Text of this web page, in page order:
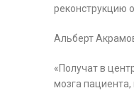
реконструкцию
Альберт
«Получат в
мозга